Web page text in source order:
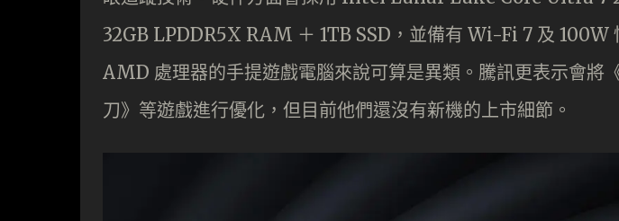
32GB LPDDR5X RAM ＋ 1TB SSD，並備有 Wi-Fi 7 及 100W
AMD 處理器的手提遊戲電腦來說可算是異類。騰訊更表示會將
刀》等遊戲進行優化，但目前他們還沒有新機的上市細節。